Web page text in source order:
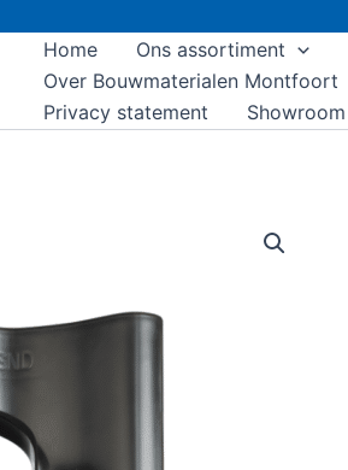
Home Ons assortiment
Over Bouwmaterialen Montfoort
Privacy statement
Showroom